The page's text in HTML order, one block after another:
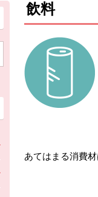
飲料
あてはまる消費